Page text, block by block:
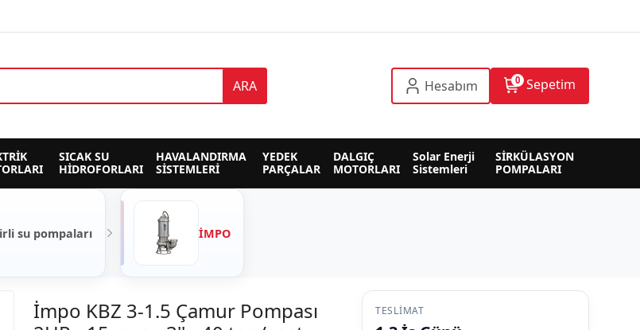
ARA Hesabım 0 Sepetim
SICAK SU
HİDROFORLARI
HAVALANDIRMA
SİSTEMLERİ
YEDEK
PARÇALAR
DALGIÇ
MOTORLARI
Solar Enerji
Sistemleri
SİRKÜLASYON
POMPALARI
su pompaları İMPO
İmpo KBZ 3-1.5 Çamur Pompası
TESLIMAT